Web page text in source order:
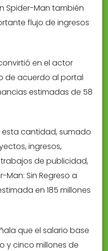
Spider-Man también
flujo de ingresos
en el actor
de acuerdo al portal
estimadas de 58
esta cantidad, sumado
ingresos,
de publicidad,
Man: Sin Regreso a
en 185 millones
que el salario base
y cinco millones de